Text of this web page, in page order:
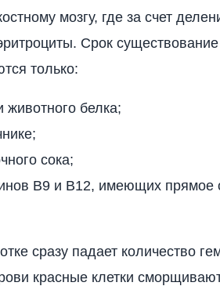
мозгу, где за счет
Срок
только:
животного белка;
сока;
B9 и B12, имеющих прямое
сразу падает количество
красные клетки